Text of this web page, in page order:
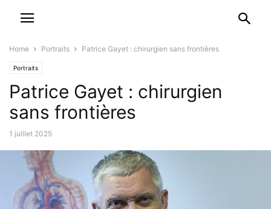
Home Portraits Patrice Gayet : chirurgien sans frontières
Portraits
Patrice Gayet : chirurgien
sans frontières
1 juillet 2025